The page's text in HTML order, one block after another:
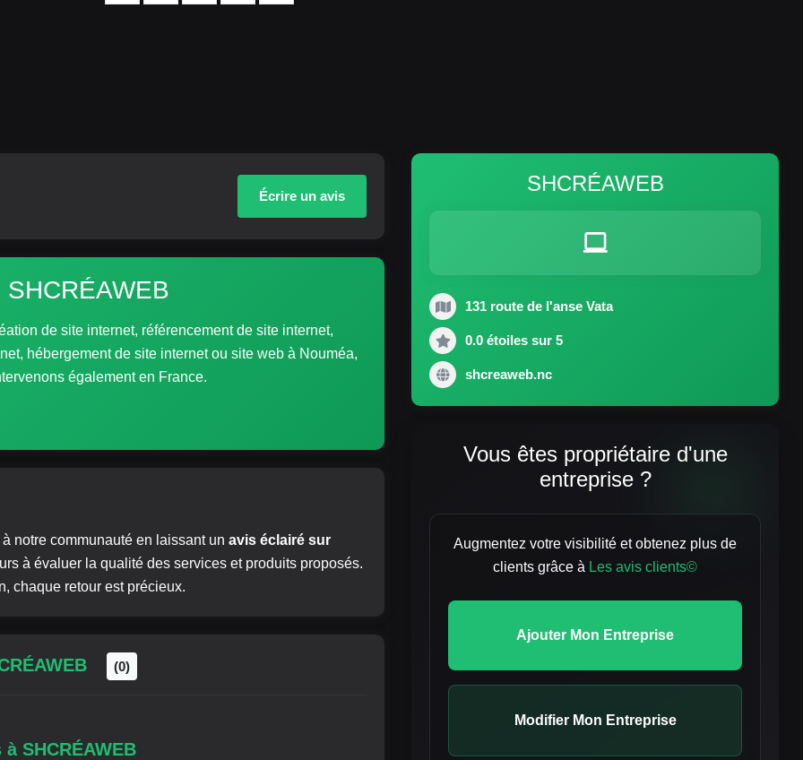
Écrire un avis
de site internet, référencement de site internet,
hébergement de site internet ou site web à Nouméa,
également en France.
notre communauté en laissant un avis éclairé sur
à évaluer la qualité des services et produits proposés.
chaque retour est précieux.
(0)
SHCRÉAWEB
SHCRÉAWEB
131 route de l'anse Vata
0.0 étoiles sur 5
shcreaweb.nc
Vous êtes propriétaire d'une
entreprise ?
Augmentez votre visibilité et obtenez plus de
clients grâce à Les avis clients©
Ajouter Mon Entreprise
Modifier Mon Entreprise